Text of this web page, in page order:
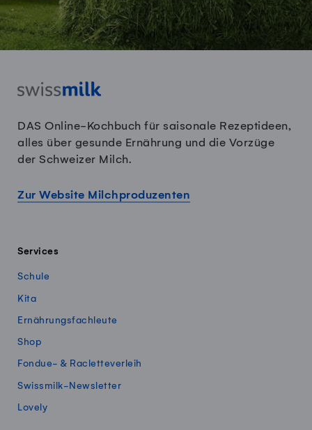
DAS Online-Kochbuch für saisonale Rezeptideen,
alles über gesunde Ernährung und die Vorzüge
der Schweizer Milch.
Zur Website Milchproduzenten
Services
Schule
Kita
Ernährungsfachleute
Shop
Fondue- & Racletteverleih
Swissmilk-Newsletter
Lovely